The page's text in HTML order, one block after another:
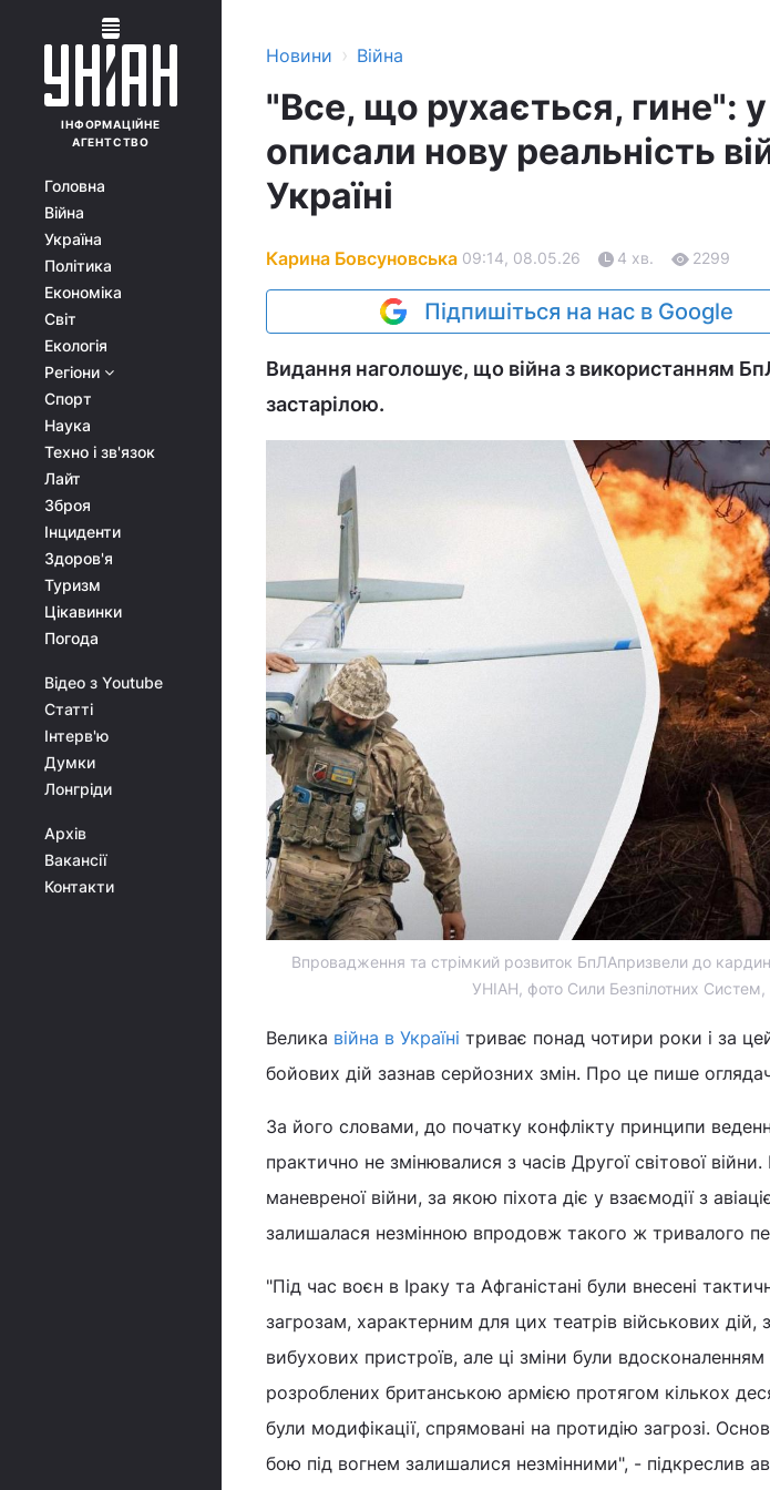
ІНФОРМАЦІЙНЕ
АГЕНТСТВО
Головна
Війна
Україна
Політика
Економіка
Світ
Екологія
Регіони
Спорт
Наука
Техно і зв'язок
Лайт
Зброя
Інциденти
Здоров'я
Туризм
Цікавинки
Погода
Відео з Youtube
Статті
Інтерв'ю
Думки
Лонгріди
Архів
Вакансії
Контакти
Новини › Війна
"Все, що рухається, гине":
описали нову реальність
Україні
Карина Бовсуновська 09:14, 08.05.26 4 хв. 2299
Підпишіться на нас в Google
Видання наголошує, що війна з використанням
застарілою.
Впровадження та стрімкий розвиток БпЛАпризвели до
УНІАН, фото Сили Безпілотних
Велика війна в Україні триває понад чотири роки і за
бойових дій зазнав серйозних змін. Про це пише
За його словами, до початку конфлікту принципи
практично не змінювалися з часів Другої світової
маневреної війни, за якою піхота діє у взаємодії з
залишалася незмінною впродовж такого ж тривалого
"Під час воєн в Іраку та Афганістані були внесені
загрозам, характерним для цих театрів військових
вибухових пристроїв, але ці зміни були
розроблених британською армією протягом кількох
були модифікації, спрямовані на протидію загрозі.
бою під вогнем залишалися незмінними", - підкреслив